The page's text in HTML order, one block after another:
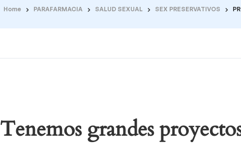
Home PARAFARMACIA SALUD SEXUAL SEX PRESERVATIVOS
Tenemos grandes